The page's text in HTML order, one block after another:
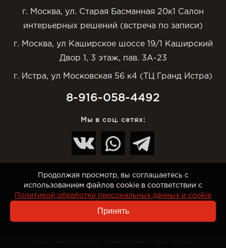
г. Москва, ул. Старая Басманная 20к1 Салон
интерьерных решений (встреча по записи)
г. Москва, ул Каширское шоссе 19/1 Каширский
Двор 1, 3 этаж, пав. 3А-23
г. Истра, ул Московская 56 к4 (ТЦ Гранд Истра)
8-916-058-4492
Мы в соц. сетях:
© Интернет-магазин Top-Otdelka.ru
Продолжая просмотр, вы соглашаетесь с
использованием файлов cookie в соответствии с
Политикой обработки персональных данных и cookie
Принять